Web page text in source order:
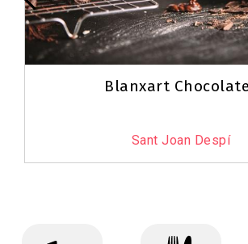
Blanxart
Sant Joan Despí